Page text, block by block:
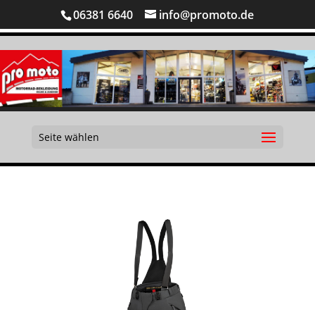
06381 6640 info@promoto.de
Seite wählen